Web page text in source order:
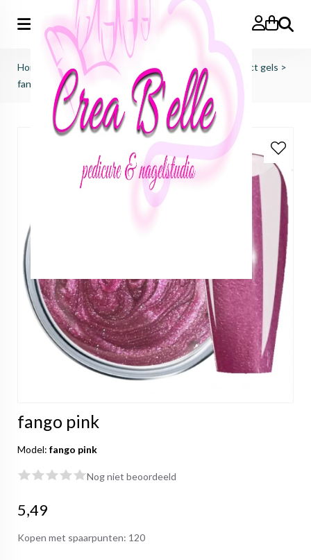
Zoeken
Home just nails (importeur benelux) colorgels effect gels >
fango pink
fango pink
Model: fango pink
Nog niet beoordeeld
5,49
Kopen met spaarpunten: 120